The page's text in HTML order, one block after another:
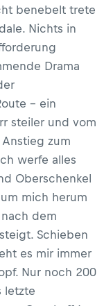
benebelt trete
Nichts in
Drama
– ein
steiler und vom
zum
werfe alles
Oberschenkel
mich herum
dem
Schieben
es mir immer
Nur noch 200
letzte